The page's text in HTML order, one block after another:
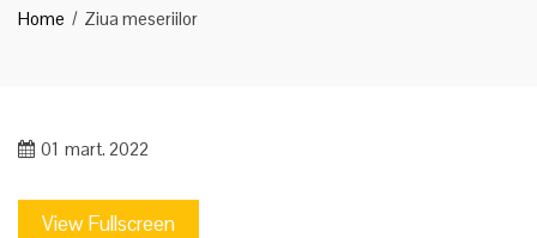
Home Ziua meseriilor
01 mart. 2022
View Fullscreen